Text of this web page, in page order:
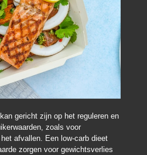
gericht zijn op het reguleren en
zoals voor
afvallen. Een low-carb dieet
zorgen voor gewichtsverlies